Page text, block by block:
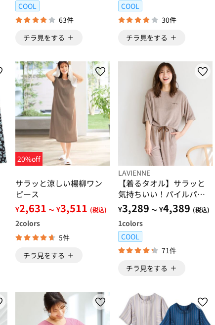
COOL
63件
チラ見をする
COOL
30件
チラ見をする
20%off
サラッと涼しい楊柳ワン
ピース
¥2,631 ～ ¥3,511 (税込)
2colors
5件
チラ見をする
LAVIENNE
【着るタオル】サラッと
気持ちいい！パイルパジ
ャマ
¥3,289 ～ ¥4,389 (税込)
1colors
COOL
71件
チラ見をする